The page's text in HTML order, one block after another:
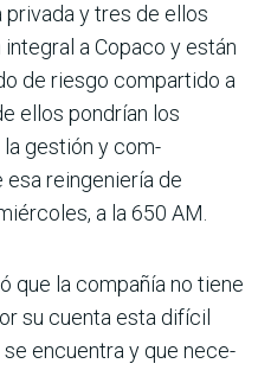
y tres de ellos
a Copaco y están
de riesgo compartido a
ellos pon­drían los
la gestión y com­
reingeniería de
a la 650 AM.
que la compañía no tiene
su cuenta esta difí­cil
se encuentra y que nece­